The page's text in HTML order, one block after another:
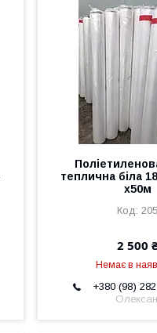
теплична біла
х50м
205
2 500
Немає в
+380 (98)